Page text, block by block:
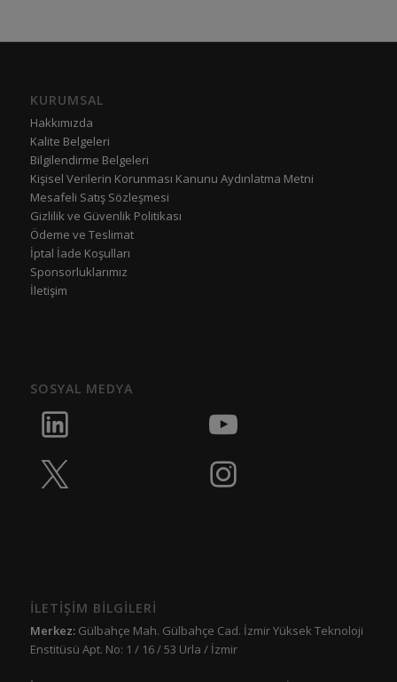
KURUMSAL
Hakkımızda
Kalite Belgeleri
Bilgilendirme Belgeleri
Kişisel Verilerin Korunması Kanunu Aydınlatma Metni
Mesafeli Satış Sözleşmesi
Gizlilik ve Güvenlik Politikası
Ödeme ve Teslimat
İptal İade Koşulları
Sponsorluklarımız
İletişim
SOSYAL MEDYA
İLETİŞİM BİLGİLERİ
Merkez:Gülbahçe Mah. Gülbahçe Cad. İzmir Yüksek Teknoloji
Enstitüsü Apt. No: 1 / 16 / 53 Urla / İzmir